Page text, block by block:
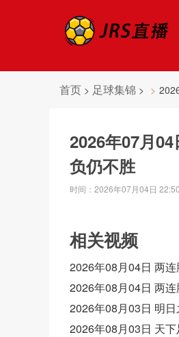
首页 > 足球集锦 >
2026年07月
负仍不胜
时间：2026年07月04日 22:50
相关视频
2026年08月04日 两
2026年08月04日 两
2026年08月03日 明
2026年08月03日 天